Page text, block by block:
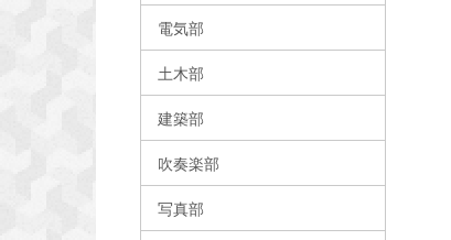
電気部
土木部
建築部
吹奏楽部
写真部